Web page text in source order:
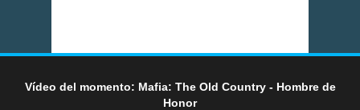
Vídeo del momento: Mafia: The Old Country - Hombre de
Honor